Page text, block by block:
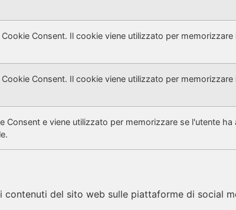
Consent. Il cookie viene utilizzato per
Consent. Il cookie viene utilizzato per
Consent e viene utilizzato per memorizzare se l'utente
del sito web sulle piattaforme di social